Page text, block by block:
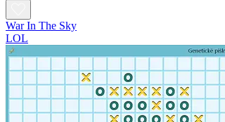
War In The Sky
LOL